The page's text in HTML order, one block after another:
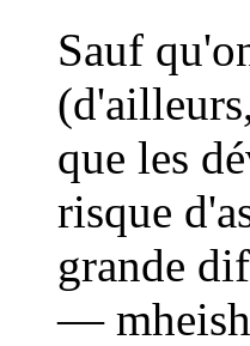
Sauf
que les
risque
grande
—